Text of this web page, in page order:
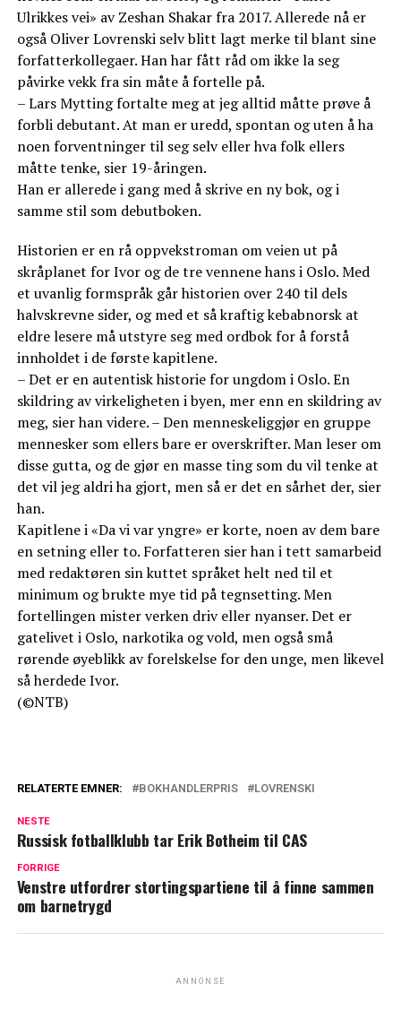
Ulrikkes vei» av Zeshan Shakar fra 2017. Allerede nå er
også Oliver Lovrenski selv blitt lagt merke til blant sine
forfatterkollegaer. Han har fått råd om ikke la seg
påvirke vekk fra sin måte å fortelle på.
– Lars Mytting fortalte meg at jeg alltid måtte prøve å
forbli debutant. At man er uredd, spontan og uten å ha
noen forventninger til seg selv eller hva folk ellers
måtte tenke, sier 19-åringen.
Han er allerede i gang med å skrive en ny bok, og i
samme stil som debutboken.
Historien er en rå oppvekstroman om veien ut på
skråplanet for Ivor og de tre vennene hans i Oslo. Med
et uvanlig formspråk går historien over 240 til dels
halvskrevne sider, og med et så kraftig kebabnorsk at
eldre lesere må utstyre seg med ordbok for å forstå
innholdet i de første kapitlene.
– Det er en autentisk historie for ungdom i Oslo. En
skildring av virkeligheten i byen, mer enn en skildring av
meg, sier han videre. – Den menneskeliggjør en gruppe
mennesker som ellers bare er overskrifter. Man leser om
disse gutta, og de gjør en masse ting som du vil tenke at
det vil jeg aldri ha gjort, men så er det en sårhet der, sier
han.
Kapitlene i «Da vi var yngre» er korte, noen av dem bare
en setning eller to. Forfatteren sier han i tett samarbeid
med redaktøren sin kuttet språket helt ned til et
minimum og brukte mye tid på tegnsetting. Men
fortellingen mister verken driv eller nyanser. Det er
gatelivet i Oslo, narkotika og vold, men også små
rørende øyeblikk av forelskelse for den unge, men likevel
så herdede Ivor.
(©NTB)
RELATERTE EMNER: BOKHANDLERPRIS LOVRENSKI
NESTE
Russisk fotballklubb tar Erik Botheim til CAS
FORRIGE
Venstre utfordrer stortingspartiene til å finne sammen
om barnetrygd
ANNONSE